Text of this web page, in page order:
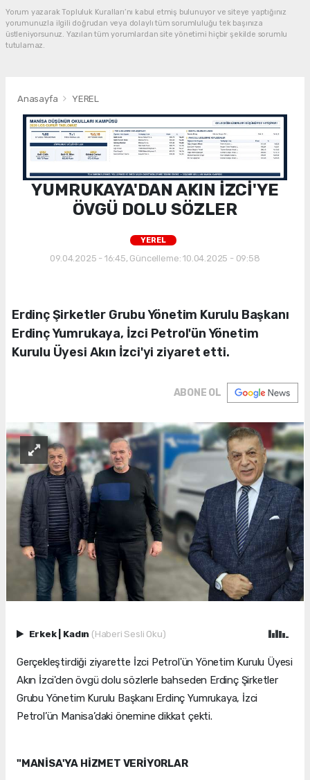
Yorum yazarak Topluluk Kuralları’nı kabul etmiş bulunuyor ve siteye yaptığınız
yorumunuzla ilgili doğrudan veya dolaylı tüm sorumluluğu tek başınıza
üstleniyorsunuz. Yazılan tüm yorumlardan site yönetimi hiçbir şekilde sorumlu
tutulamaz.
Anasayfa YEREL
YUMRUKAYA'DAN AKIN İZCİ'YE
ÖVGÜ DOLU SÖZLER
YEREL
09.04.2025 - 16:45, Güncelleme: 10.04.2025 - 09:58
Erdinç Şirketler Grubu Yönetim Kurulu Başkanı
Erdinç Yumrukaya, İzci Petrol'ün Yönetim
Kurulu Üyesi Akın İzci'yi ziyaret etti.
ABONE OL
Erkek Kadın (Haberi Sesli Oku)
Gerçekleştirdiği ziyarette İzci Petrol'ün Yönetim Kurulu Üyesi
Akın İzci'den övgü dolu sözlerle bahseden Erdinç Şirketler
Grubu Yönetim Kurulu Başkanı Erdinç Yumrukaya, İzci
Petrol’ün Manisa’daki önemine dikkat çekti.
"MANİSA'YA HİZMET VERİYORLAR